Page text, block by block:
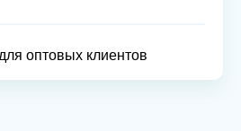
оптовых клиентов